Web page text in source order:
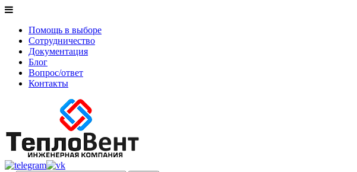
Помощь в выборе
Сотрудничество
Документация
Блог
Вопрос/ответ
Контакты